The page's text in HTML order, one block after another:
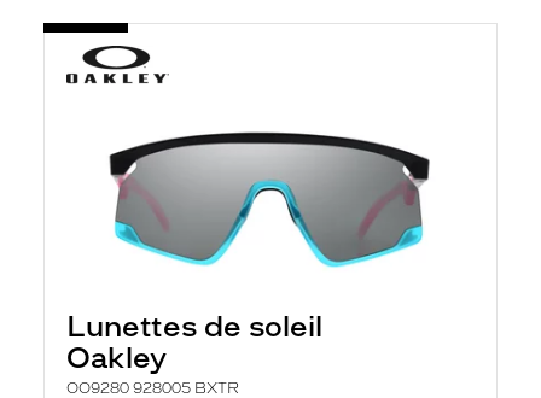
Lunettes de soleil
Oakley
OO9280 928005 BXTR